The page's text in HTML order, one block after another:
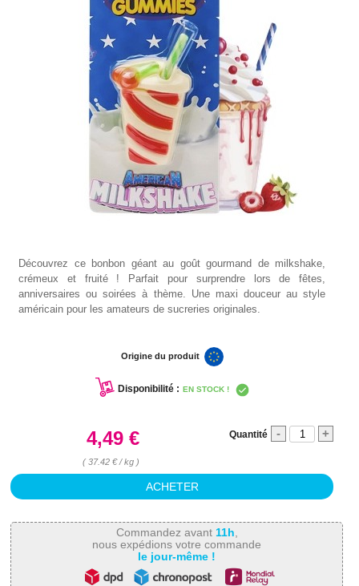
Découvrez ce bonbon géant au goût gourmand de milkshake,
crémeux et fruité ! Parfait pour surprendre lors de fêtes,
anniversaires ou soirées à thème. Une maxi douceur au style
américain pour les amateurs de sucreries originales.
Origine du produit
Disponibilité : EN STOCK !
4,49 €
( 37.42 € / kg )
Quantité - +
Commandez avant 11h
nous expédions votre commande
le jour-même !